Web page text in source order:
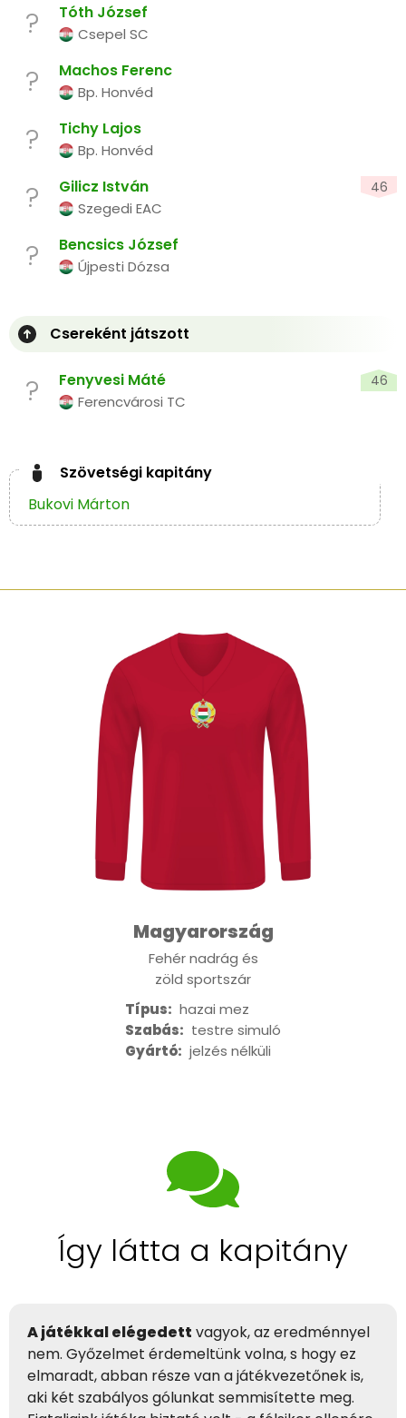
? Tóth József
Csepel SC
? Machos Ferenc
Bp. Honvéd
? Tichy Lajos
Bp. Honvéd
? Gilicz István 46
Szegedi EAC
? Bencsics József
Újpesti Dózsa
Csereként játszott
? Fenyvesi Máté 46
Ferencvárosi TC
Szövetségi kapitány
Bukovi Márton
Magyarország
Fehér nadrág és
zöld sportszár
Típus: hazai mez
Szabás: testre simuló
Gyártó: jelzés nélküli
Így látta a kapitány
A játékkal elégedett vagyok, az eredménnyel
nem. Győzelmet érdemeltünk volna, s hogy ez
elmaradt, abban része van a játékvezetőnek is,
aki két szabályos gólunkat semmisítette meg.